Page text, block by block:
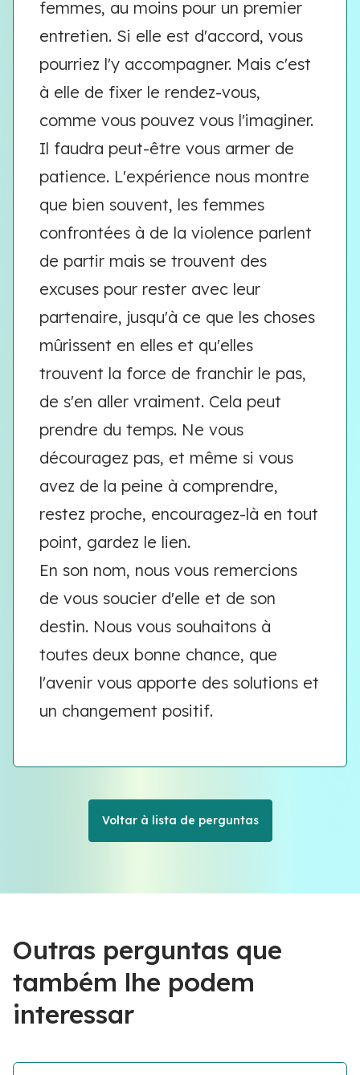
femmes, au moins pour un premier
entretien. Si elle est d'accord, vous
pourriez l'y accompagner. Mais c'est
à elle de fixer le rendez-vous,
comme vous pouvez vous l'imaginer.
Il faudra peut-être vous armer de
patience. L'expérience nous montre
que bien souvent, les femmes
confrontées à de la violence parlent
de partir mais se trouvent des
excuses pour rester avec leur
partenaire, jusqu'à ce que les choses
mûrissent en elles et qu'elles
trouvent la force de franchir le pas,
de s'en aller vraiment. Cela peut
prendre du temps. Ne vous
découragez pas, et même si vous
avez de la peine à comprendre,
restez proche, encouragez-là en tout
point, gardez le lien.
En son nom, nous vous remercions
de vous soucier d'elle et de son
destin. Nous vous souhaitons à
toutes deux bonne chance, que
l'avenir vous apporte des solutions et
un changement positif.
Voltar à lista de perguntas
Outras perguntas que
também lhe podem
interessar